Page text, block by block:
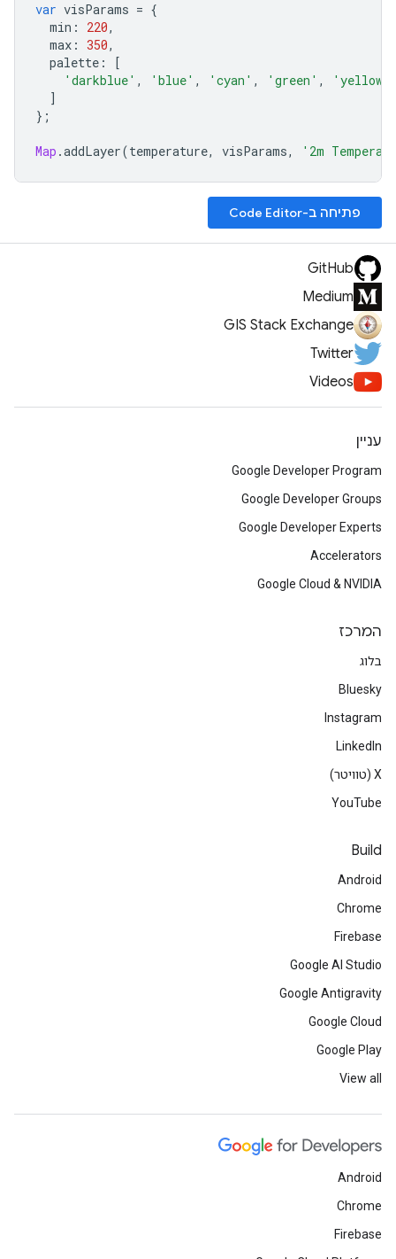
var visParams = {
min : 220,
max : 350,
palette :
[
'darkblue' , 'blue' , 'cyan' , 'green' , 'yellow'
]
};
Map .addLayer(temperature, visParams, '2m
פתיחה ב-Code Editor
GitHub
Medium
GIS Stack Exchange
Twitter
Videos
עניין
Google Developer Program
Google Developer Groups
Google Developer Experts
Accelerators
Google Cloud & NVIDIA
המרכז
בלוג
Bluesky
Instagram
LinkedIn
‫X (טוויטר)
YouTube
Build
Android
Chrome
Firebase
Google AI Studio
Google Antigravity
Google Cloud
Google Play
View all
Android
Chrome
Firebase